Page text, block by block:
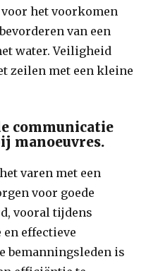
het voorkomen
van een
water. Veiligheid
zeilen met een kleine
communicatie
manoeuvres.
varen met een
voor goede
vooral tijdens
effectieve
bemanningsleden is